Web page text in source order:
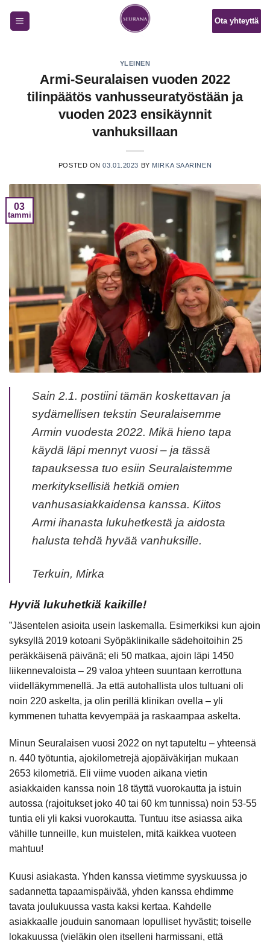
Ota yhteyttä
YLEINEN
Armi-Seuralaisen vuoden 2022
tilinpäätös vanhusseuratyöstään ja
vuoden 2023 ensikäynnit
vanhuksillaan
POSTED ON03.01.2023 BY MIRKA SAARINEN
03
tammi
Sain 2.1. postiini tämän koskettavan ja
sydämellisen tekstin Seuralaisemme
Armin vuodesta 2022. Mikä hieno tapa
käydä läpi mennyt vuosi – ja tässä
tapauksessa tuo esiin Seuralaistemme
merkityksellisiä hetkiä omien
vanhusasiakkaidensa kanssa. Kiitos
Armi ihanasta lukuhetkestä ja aidosta
halusta tehdä hyvää vanhuksille.
Terkuin, Mirka
Hyviä lukuhetkiä kaikille!
”Jäsentelen asioita usein laskemalla. Esimerkiksi kun ajoin
syksyllä 2019 kotoani Syöpäklinikalle sädehoitoihin 25
peräkkäisenä päivänä; eli 50 matkaa, ajoin läpi 1450
liikennevaloista – 29 valoa yhteen suuntaan kerrottuna
viidelläkymmenellä. Ja että autohallista ulos tultuani oli
noin 220 askelta, ja olin perillä klinikan ovella – yli
kymmenen tuhatta kevyempää ja raskaampaa askelta.
Minun Seuralaisen vuosi 2022 on nyt taputeltu – yhteensä
n. 440 työtuntia, ajokilometrejä ajopäiväkirjan mukaan
2653 kilometriä. Eli viime vuoden aikana vietin
asiakkaiden kanssa noin 18 täyttä vuorokautta ja istuin
autossa (rajoitukset joko 40 tai 60 km tunnissa) noin 53-55
tuntia eli yli kaksi vuorokautta. Tuntuu itse asiassa aika
vähille tunneille, kun muistelen, mitä kaikkea vuoteen
mahtuu!
Kuusi asiakasta. Yhden kanssa vietimme syyskuussa jo
sadannetta tapaamispäivää, yhden kanssa ehdimme
tavata joulukuussa vasta kaksi kertaa. Kahdelle
asiakkaalle jouduin sanomaan lopulliset hyvästit; toiselle
lokakuussa (vieläkin olen itselleni harmissani, että